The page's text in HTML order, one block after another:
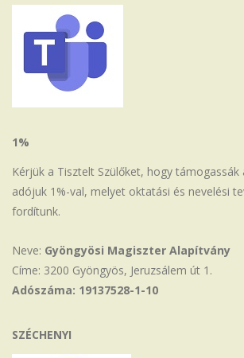
1%
Kérjük a Tisztelt Szülőket, hogy támogassák
adójuk 1%-val, melyet oktatási és nevelési
fordítunk.
Neve: Gyöngyösi Magiszter Alapítvány
Címe: 3200 Gyöngyös, Jeruzsálem út 1.
Adószáma: 19137528-1-10
SZÉCHENYI